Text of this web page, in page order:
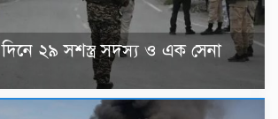
দিনে ২৯ সশস্ত্র সদস্য ও এক সেনা